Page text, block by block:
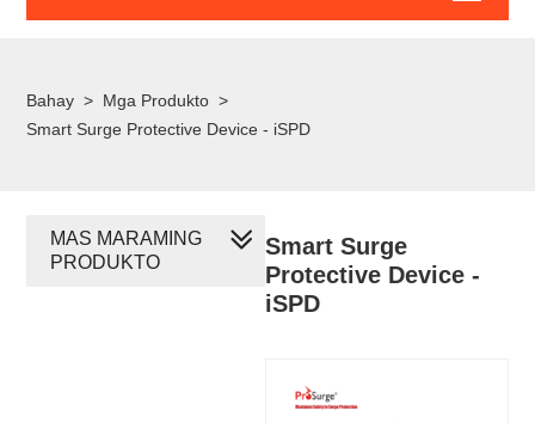
Bahay > Mga Produkto >
Smart Surge Protective Device - iSPD
Smart Surge
Protective Device -
iSPD
MAS MARAMING
PRODUKTO